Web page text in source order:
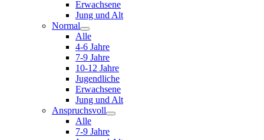
Erwachsene
Jung und Alt
Normal
Alle
4-6 Jahre
7-9 Jahre
10-12 Jahre
Jugendliche
Erwachsene
Jung und Alt
Anspruchsvoll
Alle
7-9 Jahre